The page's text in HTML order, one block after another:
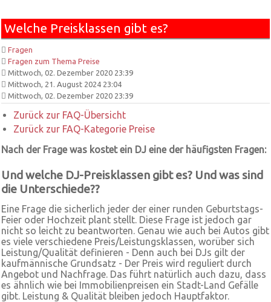
Welche Preisklassen gibt es?
Fragen
Fragen zum Thema Preise
Mittwoch, 02. Dezember 2020 23:39
Mittwoch, 21. August 2024 23:04
Mittwoch, 02. Dezember 2020 23:39
Zurück zur FAQ-Übersicht
Zurück zur FAQ-Kategorie Preise
Nach der Frage was kostet ein DJ eine der häufigsten Fragen:
Und welche DJ-Preisklassen gibt es? Und was sind
die Unterschiede??
Eine Frage die sicherlich jeder der einer runden Geburtstags-
Feier oder Hochzeit plant stellt. Diese Frage ist jedoch gar
nicht so leicht zu beantworten. Genau wie auch bei Autos gibt
es viele verschiedene Preis/Leistungsklassen, worüber sich
Leistung/Qualität definieren - Denn auch bei DJs gilt der
kaufmännische Grundsatz - Der Preis wird reguliert durch
Angebot und Nachfrage. Das führt natürlich auch dazu, dass
es ähnlich wie bei Immobilienpreisen ein Stadt-Land Gefälle
gibt. Leistung & Qualität bleiben jedoch Hauptfaktor.